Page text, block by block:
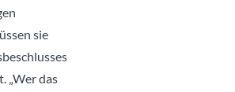
sie
„Wer das